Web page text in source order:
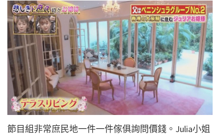
節目組非常庶民地一件一件傢俱詢問價錢。Julia小姐